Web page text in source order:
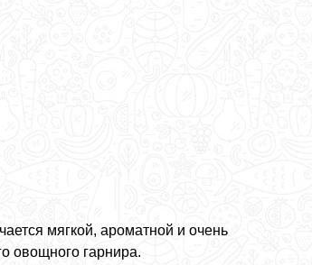
мягкой, ароматной и очень
овощного гарнира.